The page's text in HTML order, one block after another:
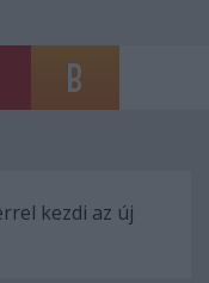
kezdi az új